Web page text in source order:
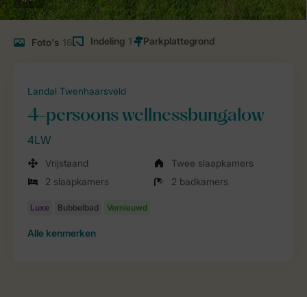
Foto's 16 Indeling 1
Landal Twenhaarsveld
4-persoons wellnessbungalow
4LW
Vrijstaand
Twee slaapkamers
2 slaapkamers
2 badkamers
Alle kenmerken